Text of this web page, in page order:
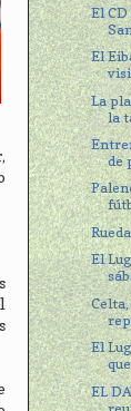
El
El
La
la
de
El
El
EL